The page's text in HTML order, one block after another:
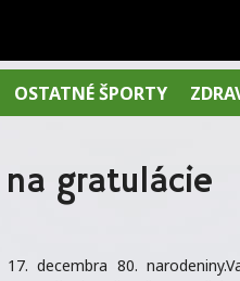
OSTATNÉ ŠPORTY
gratulácie
decembra 80.